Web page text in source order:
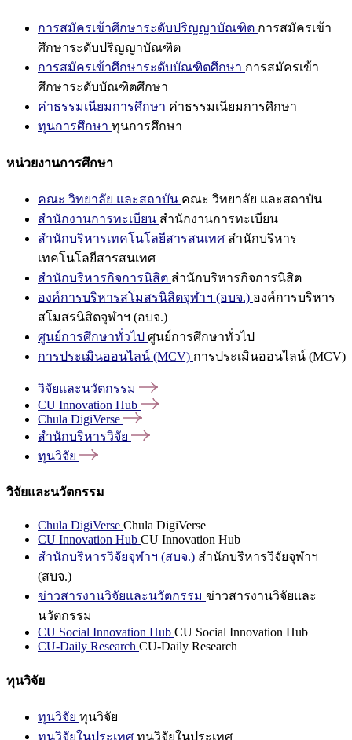
การสมัครเข้าศึกษาระดับปริญญาบัณฑิต การสมัครเข้า
ศึกษาระดับปริญญาบัณฑิต
การสมัครเข้าศึกษาระดับบัณฑิตศึกษา การสมัครเข้า
ศึกษาระดับบัณฑิตศึกษา
ค่าธรรมเนียมการศึกษา ค่าธรรมเนียมการศึกษา
ทุนการศึกษา ทุนการศึกษา
หน่วยงานการศึกษา
คณะ วิทยาลัย และสถาบัน คณะ วิทยาลัย และสถาบัน
สำนักงานการทะเบียน สำนักงานการทะเบียน
สำนักบริหารเทคโนโลยีสารสนเทศ สำนักบริหาร
เทคโนโลยีสารสนเทศ
สำนักบริหารกิจการนิสิต สำนักบริหารกิจการนิสิต
องค์การบริหารสโมสรนิสิตจุฬาฯ (อบจ.) องค์การบริหาร
สโมสรนิสิตจุฬาฯ (อบจ.)
ศูนย์การศึกษาทั่วไป ศูนย์การศึกษาทั่วไป
การประเมินออนไลน์ (MCV) การประเมินออนไลน์ (MCV)
วิจัยและนวัตกรรม
CU Innovation Hub
Chula DigiVerse
สำนักบริหารวิจัย
ทุนวิจัย
วิจัยและนวัตกรรม
Chula DigiVerse Chula DigiVerse
CU Innovation Hub CU Innovation Hub
สำนักบริหารวิจัยจุฬาฯ (สบจ.) สำนักบริหารวิจัยจุฬาฯ
(สบจ.)
ข่าวสารงานวิจัยและนวัตกรรม ข่าวสารงานวิจัยและ
นวัตกรรม
CU Social Innovation Hub CU Social Innovation Hub
CU-Daily Research CU-Daily Research
ทุนวิจัย
ทุนวิจัย ทุนวิจัย
ทุนวิจัยในประเทศ ทุนวิจัยในประเทศ